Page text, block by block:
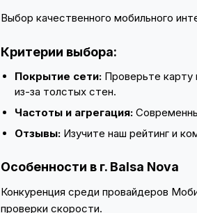
Выбор качественного мобильного
Критерии выбора:
Покрытие сети: Проверьте
из-за толстых стен.
Частоты и агрегация:
Отзывы: Изучите наш рейтинг и
Особенности в г. Balsa Nova
Конкуренция среди провайдеров
проверки скорости.